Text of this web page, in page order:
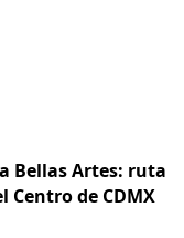
Bellas Artes: ruta
Centro de CDMX